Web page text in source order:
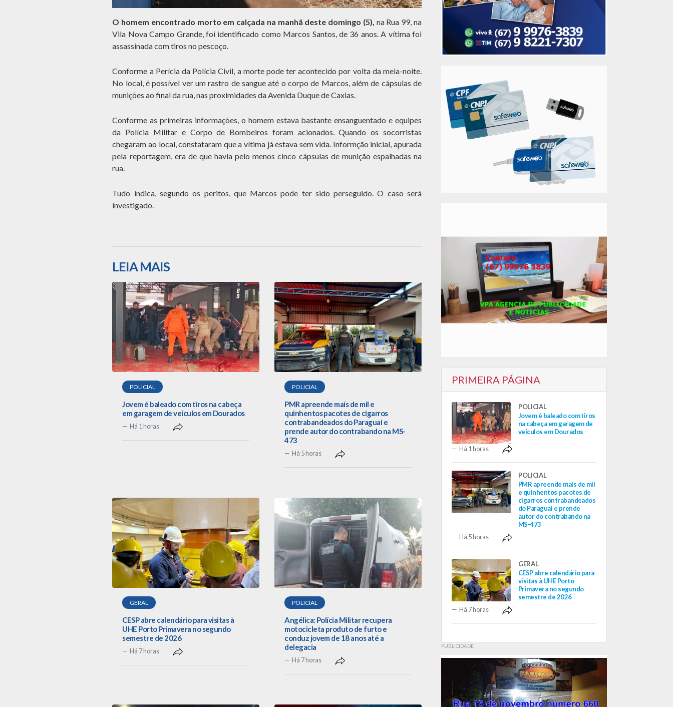
O homem encontrado morto em calçada na manhã deste domingo (5), na Rua 99, na
Vila Nova Campo Grande, foi identificado como Marcos Santos, de 36 anos. A vítima foi
assassinada com tiros no pescoço.
Conforme a Perícia da Polícia Civil, a morte pode ter acontecido por volta da meia-noite.
No local, é possível ver um rastro de sangue até o corpo de Marcos, além de cápsulas de
munições ao final da rua, nas proximidades da Avenida Duque de Caxias.
Conforme as primeiras informações, o homem estava bastante ensanguentado e equipes
da Polícia Militar e Corpo de Bombeiros foram acionados. Quando os socorristas
chegaram ao local, constataram que a vítima já estava sem vida. Informção inicial, apurada
pela reportagem, era de que havia pelo menos cinco cápsulas de munição espalhadas na
rua.
Tudo indica, segundo os peritos, que Marcos pode ter sido perseguido. O caso será
investigado.
LEIA MAIS
POLICIAL
Jovem é baleado com tiros na cabeça
em garagem de veículos em Dourados
Há 1 horas
POLICIAL
PMR apreende maís de mil e
quinhentos pacotes de cigarros
contrabandeados do Paraguai e
prende autor do contrabando na MS-
473
Há 5 horas
GERAL
CESP abre calendário para visitas à
UHE Porto Primavera no segundo
semestre de 2026
Há 7 horas
POLICIAL
Angélica: Polícia Militar recupera
motocicleta produto de furto e
conduz jovem de 18 anos até a
delegacia
Há 7 horas
PRIMEIRA PÁGINA
POLICIAL
Jovem é baleado com tiros
na cabeça em garagem de
veículos em Dourados
Há 1 horas
POLICIAL
PMR apreende maís de mil
e quinhentos pacotes de
cigarros contrabandeados
do Paraguai e prende
autor do contrabando na
MS-473
Há 5 horas
GERAL
CESP abre calendário para
visitas à UHE Porto
Primavera no segundo
semestre de 2026
Há 7 horas
PUBLICIDADE